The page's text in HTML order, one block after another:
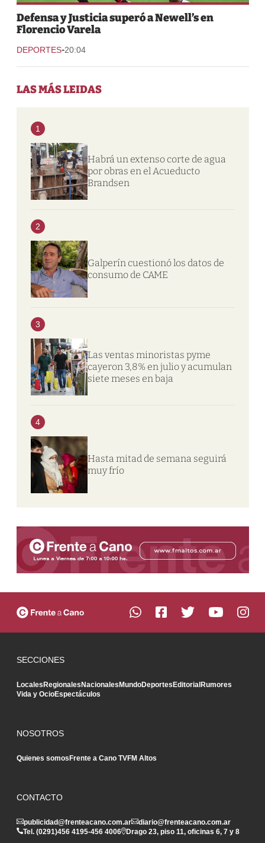
Defensa y Justicia superó a Newell’s en
Florencio Varela
DEPORTES-20:04
LAS MÁS LEIDAS
1
Habrá un extenso corte de agua
por obras en el Acueducto
Brandsen
2
Galperín cuestionó los datos de
consumo de CAME
3
Las ventas minoristas pyme
cayeron 3,8% en julio y acumulan
siete meses en baja
4
Hasta mitad de semana seguirá
muy frío
SECCIONES
LocalesRegionalesNacionalesMundoDeportesEditorialRumores
Vida y OcioEspectáculos
NOSOTROS
Quienes somosFrente a Cano TVFM Altos
CONTACTO
publicidad@frenteacano.com.ar
diario@frenteacano.com.ar
Tel. (0291)456 4195-456 4006 Drago 23, piso 11, oficinas 6, 7 y 8